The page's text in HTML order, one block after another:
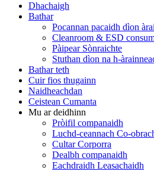
Dhachaigh
Bathar
Pocannan pacaidh dìon
Cleanroom & ESD
Pàipear Sònraichte
Stuthan dìon na h-
Bathar teth
Cuir fios thugainn
Naidheachdan
Ceistean Cumanta
Mu ar deidhinn
Pròifil companaidh
Luchd-ceannach Co-
Cultar Corporra
Dealbh companaidh
Eachdraidh Leasachaidh